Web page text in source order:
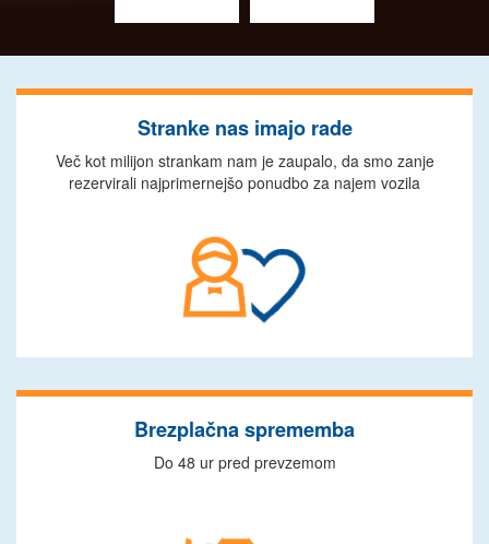
Stranke nas imajo rade
Več kot milijon strankam nam je zaupalo, da smo zanje
rezervirali najprimernejšo ponudbo za najem vozila
Brezplačna sprememba
Do 48 ur pred prevzemom